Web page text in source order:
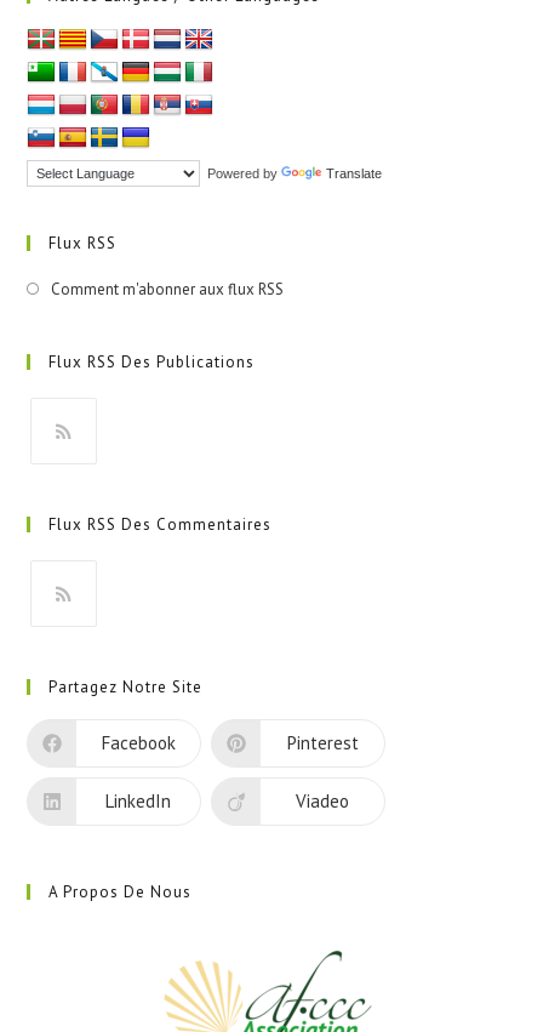
Powered by Translate
Flux RSS
Comment m'abonner aux flux RSS
Flux RSS Des Publications
un
onglet
Flux RSS Des Commentaires
un
nouvel
Partagez Notre Site
Facebook Pinterest
LinkedIn Viadeo
A Propos De Nous